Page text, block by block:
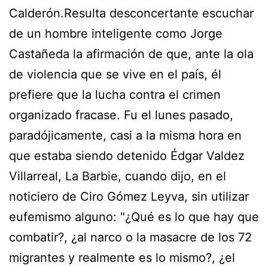
Calderón.Resulta desconcertante escuchar
de un hombre inteligente como Jorge
Castañeda la afirmación de que, ante la ola
de violencia que se vive en el país, él
prefiere que la lucha contra el crimen
organizado fracase. Fu el lunes pasado,
paradójicamente, casi a la misma hora en
que estaba siendo detenido Édgar Valdez
Villarreal, La Barbie, cuando dijo, en el
noticiero de Ciro Gómez Leyva, sin utilizar
eufemismo alguno: "¿Qué es lo que hay que
combatir?, ¿al narco o la masacre de los 72
migrantes y realmente es lo mismo?, ¿el